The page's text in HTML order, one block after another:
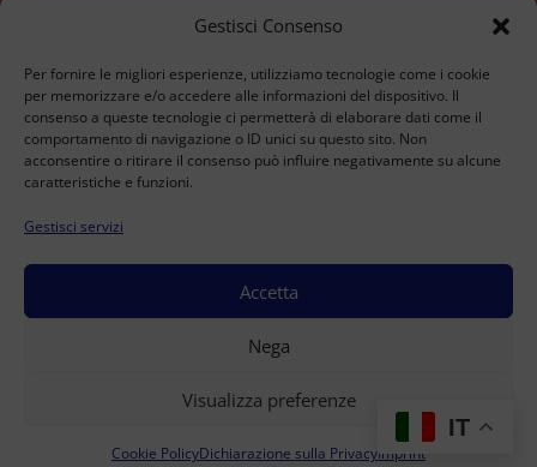
Gestisci Consenso
Per fornire le migliori esperienze, utilizziamo tecnologie come i cookie
per memorizzare e/o accedere alle informazioni del dispositivo. Il
consenso a queste tecnologie ci permetterà di elaborare dati come il
comportamento di navigazione o ID unici su questo sito. Non
acconsentire o ritirare il consenso può influire negativamente su alcune
caratteristiche e funzioni.
Gestisci servizi
Accetta
Nega
Visualizza preferenze
Cookie PolicyDichiarazione sulla PrivacyImprint
Marchi
Konica Minolta
Sharp
Olivetti
Ricoh
Xerox
© 2026 BrioTech Srl - Via alle Fabbriche 105 - Caselle
Torinese - P.IVA 09207530016 - Capitale Sociale 10.000
Cookie Policy (UE)–
Disconoscimento–Imprint–Termini e condizioni
IT